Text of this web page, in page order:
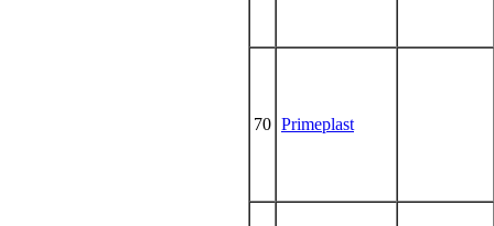
70 Primeplast